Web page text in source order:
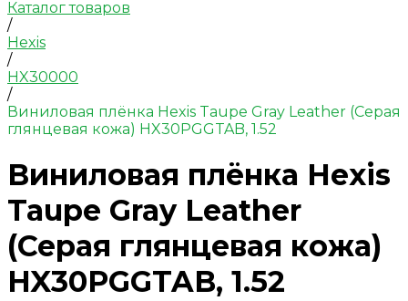
Каталог товаров
/
Hexis
/
HX30000
/
Виниловая плёнка Hexis Taupe Gray Leather (Серая
глянцевая кожа) HX30PGGTAB, 1.52
Виниловая плёнка Hexis
Taupe Gray Leather
(Серая глянцевая кожа)
HX30PGGTAB, 1.52